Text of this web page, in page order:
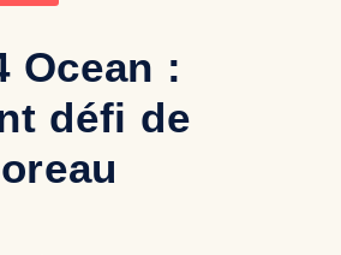
Ocean :
défi de